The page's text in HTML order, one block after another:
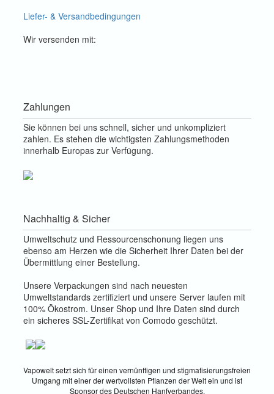
Liefer- & Versandbedingungen
Wir versenden mit:
Zahlungen
Sie können bei uns schnell, sicher und unkompliziert
zahlen. Es stehen die wichtigsten Zahlungsmethoden
innerhalb Europas zur Verfügung.
Nachhaltig & Sicher
Umweltschutz und Ressourcenschonung liegen uns
ebenso am Herzen wie die Sicherheit Ihrer Daten bei der
Übermittlung einer Bestellung.
Unsere Verpackungen sind nach neuesten
Umweltstandards zertifiziert und unsere Server laufen mit
100% Ökostrom. Unser Shop und Ihre Daten sind durch
ein sicheres SSL-Zertifikat von Comodo geschützt.
Vapowelt setzt sich für einen vernünftigen und stigmatisierungsfreien
Umgang mit einer der wertvollsten Pflanzen der Welt ein und ist
Sponsor des Deutschen Hanfverbandes.